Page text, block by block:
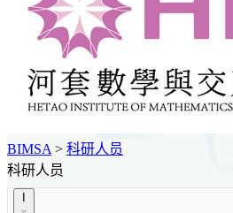
BIMSA > 科研人员
科研人员